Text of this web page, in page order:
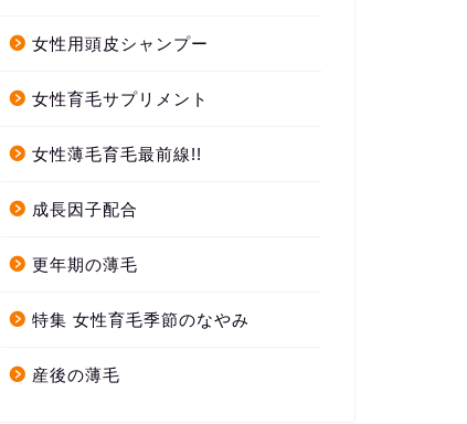
女性用頭皮シャンプー
女性育毛サプリメント
女性薄毛育毛最前線!!
成長因子配合
更年期の薄毛
特集 女性育毛季節のなやみ
産後の薄毛